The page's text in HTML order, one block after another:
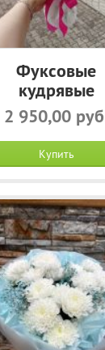
Фуксовые
кудрявые
2 950,00
Купить